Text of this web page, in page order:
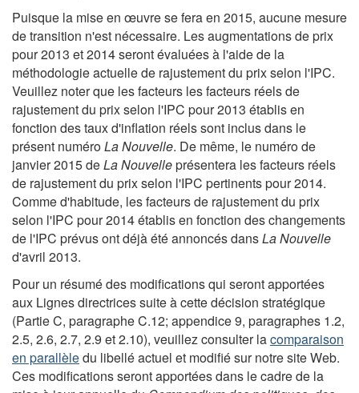
Puisque la mise en œuvre se fera en 2015, aucune mesure
de transition n'est nécessaire. Les augmentations de prix
pour 2013 et 2014 seront évaluées à l'aide de la
méthodologie actuelle de rajustement du prix selon l'IPC.
Veuillez noter que les facteurs les facteurs réels de
rajustement du prix selon l'IPC pour 2013 établis en
fonction des taux d'inflation réels sont inclus dans le
présent numéroLa Nouvelle. De même, le numéro de
janvier 2015 deLa Nouvelleprésentera les facteurs réels
de rajustement du prix selon l'IPC pertinents pour 2014.
Comme d'habitude, les facteurs de rajustement du prix
selon l'IPC pour 2014 établis en fonction des changements
de l'IPC prévus ont déjà été annoncés dansLa Nouvelle
d'avril 2013.
Pour un résumé des modifications qui seront apportées
aux Lignes directrices suite à cette décision stratégique
(Partie C, paragraphe C.12; appendice 9, paragraphes 1.2,
2.5, 2.6, 2.7, 2.9 et 2.10), veuillez consulter lacomparaison
en parallèledu libellé actuel et modifié sur notre site Web.
Ces modifications seront apportées dans le cadre de la